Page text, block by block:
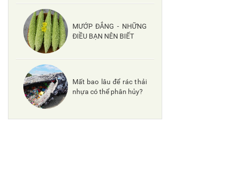
MƯỚP ĐẮNG - NHỮNG
ĐIỀU BẠN NÊN BIẾT
Mất bao lâu để rác thải
nhựa có thể phân hủy?